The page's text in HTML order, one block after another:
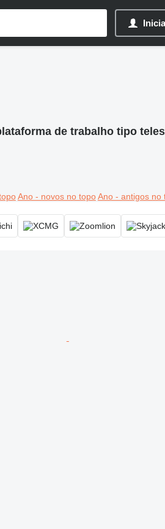
de trabalho tipo
Ano - novos no topo Ano - antigos no